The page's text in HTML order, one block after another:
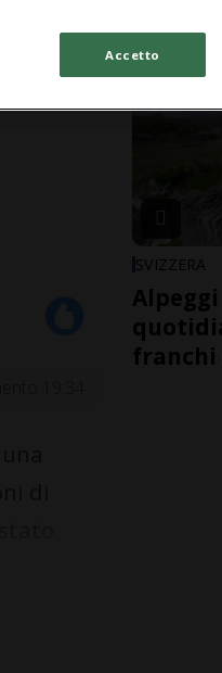
SVIZZERA
Alpeggi
franchi
Accetto